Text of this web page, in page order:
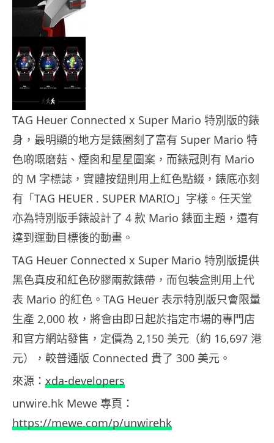
TAG Heuer Connected x Super Mario 特別版的錶
身，最明顯的地方是錶圈刻了富有 Super Mario 特
色啲嘅磨菇、煙囪和星星圖案，而錶冠則有 Mario
的 M 字標誌，實體按鈕則用上紅色點綴，錶底亦刻
有「TAG HEUER . SUPER MARIO」字樣。任天堂
亦為特別版手錶設計了 4 款 Mario 錶面主題，還有
達到運動目標後的動畫。
TAG Heuer Connected x Super Mario 特別版提供
黑色真皮和紅色矽膠兩款錶帶，而包裝盒則用上代
表 Mario 的紅色。TAG Heuer 表示特別版只會限量
生產 2,000 枚，將會由即日起於指定市場的專門店
和官方網站發售，定價為 2,150 美元（約 16,697 港
元），較普通版 Connected 貴了 300 美元。
來源： xda-developers
unwire.hk Mewe 專頁：
https://mewe.com/p/unwirehk